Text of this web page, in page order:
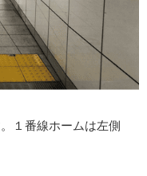
１番線ホームは左側